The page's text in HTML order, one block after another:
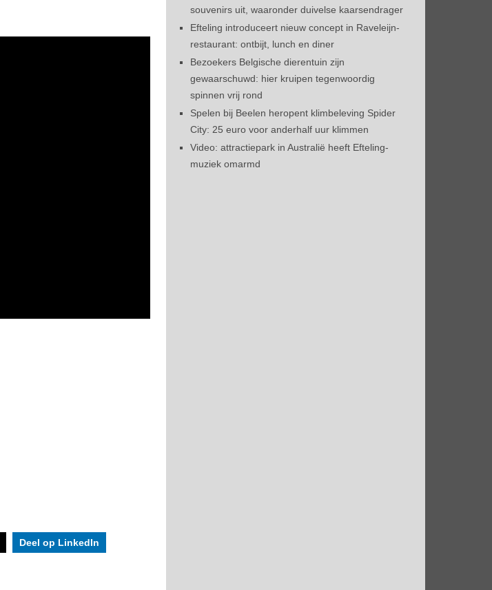
Deel op LinkedIn
souvenirs uit, waaronder duivelse kaarsendrager
Efteling introduceert nieuw concept in Raveleijn-
restaurant: ontbijt, lunch en diner
Bezoekers Belgische dierentuin zijn
gewaarschuwd: hier kruipen tegenwoordig
spinnen vrij rond
Spelen bij Beelen heropent klimbeleving Spider
City: 25 euro voor anderhalf uur klimmen
Video: attractiepark in Australië heeft Efteling-
muziek omarmd